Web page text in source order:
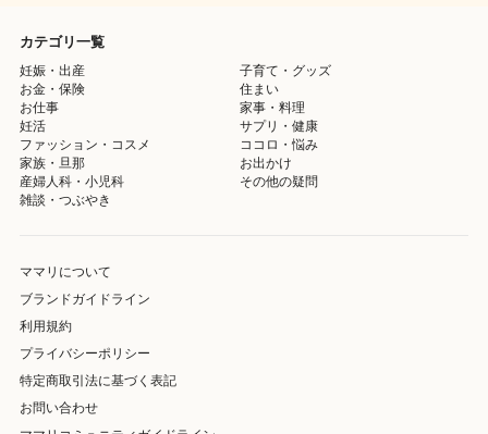
カテゴリ一覧
妊娠・出産
子育て・グッズ
お金・保険
住まい
お仕事
家事・料理
妊活
サプリ・健康
ファッション・コスメ
ココロ・悩み
家族・旦那
お出かけ
産婦人科・小児科
その他の疑問
雑談・つぶやき
ママリについて
ブランドガイドライン
利用規約
プライバシーポリシー
特定商取引法に基づく表記
お問い合わせ